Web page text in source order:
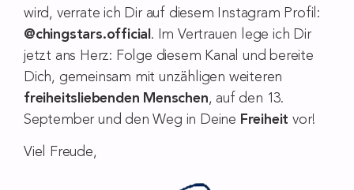
wird, verrate ich Dir auf diesem Instagram Profil:
@chingstars.official . Im Vertrauen lege ich Dir
jetzt ans Herz: Folge diesem Kanal und bereite
Dich, gemeinsam mit unzähligen weiteren
freiheitsliebenden Menschen, auf den 13.
September und den Weg in Deine Freiheit vor!
Viel Freude,